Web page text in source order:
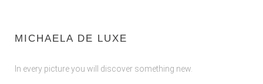
MICHAELA DE LUXE
In every picture you will discover something new.